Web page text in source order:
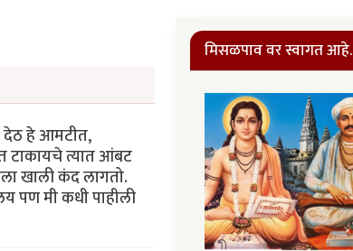
देठ हे आमटीत,
टाकायचे त्यात आंबट
खाली कंद लागतो.
पण मी कधी पाहीली
मिसळपाव वर स्वागत आहे.